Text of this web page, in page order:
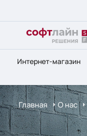
Интернет-магазин
Главная О нас